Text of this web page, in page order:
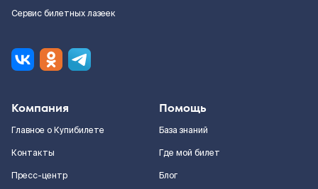
Сервис билетных лазеек
Компания
Главное о Купибилете
Контакты
Пресс-центр
Помощь
База знаний
Где мой билет
Блог